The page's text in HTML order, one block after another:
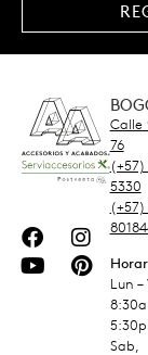
Calle
76
(+57)
5330
(+57)
Lun –
Sab,